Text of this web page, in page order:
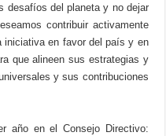
desafíos del planeta y no dejar
contribuir activamente
iniciativa en favor del país y en
que alineen sus estrategias y
y sus contribuciones
año en el Consejo Directivo: